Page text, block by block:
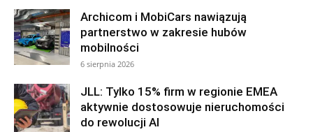
Archicom i MobiCars nawiązują
partnerstwo w zakresie hubów
mobilności
6 sierpnia 2026
JLL: Tylko 15% firm w regionie EMEA
aktywnie dostosowuje nieruchomości
do rewolucji AI